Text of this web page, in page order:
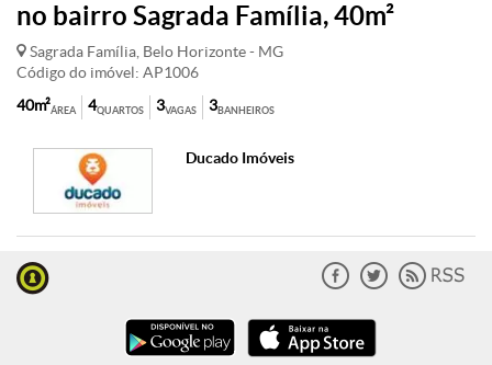
no bairro Sagrada Família, 40m²
Sagrada Família, Belo Horizonte - MG
Código do imóvel: AP1006
ÁREA
40m² QUARTOS
4 VAGAS
3 BANHEIROS
3
Ducado Imóveis